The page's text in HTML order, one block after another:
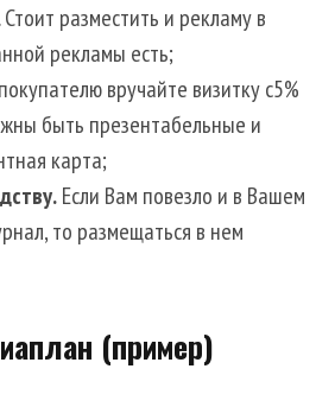
. Стоит разместить и рекламу в
рекламы есть;
вручайте визитку с5%
быть презентабельные и
карта;
Если Вам повезло и в Вашем
то размещаться в нем
(пример)